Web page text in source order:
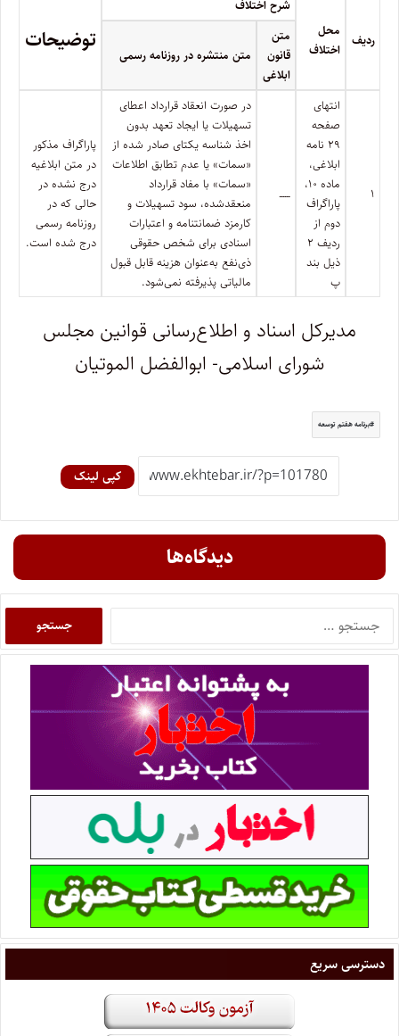
ردیف
محل
اختلاف
شرح اختلاف
توضیحات
متن
قانون
ابلاغی
متن منتشره در روزنامه رسمی
۱
انتهای
صفحه
۲۹ نامه
ابلاغی،
ماده ۱۰،
پاراگراف
دوم از
ردیف ۲
ذیل بند
پ
ــــــ
در صورت انعقاد قرارداد اعطای
تسهیلات یا ایجاد تعهد بدون
اخذ شناسه یکتای صادر شده از
«سمات» یا عدم تطابق اطلاعات
«سمات» با مفاد قرارداد
منعقد‌شده، سود تسهیلات و
کارمزد ضمانت‏نامه و اعتبارات
اسنادی برای شخص حقوقی
ذی‌نفع به‌عنوان هزینه قابل ‌قبول
مالیاتی پذیرفته نمی‌شود.
پاراگراف مذکور
در متن ابلاغیه
درج نشده در
حالی که در
روزنامه رسمی
درج شده است.
مدیرکل اسناد و اطلاع‌رسانی قوانین مجلس
شورای اسلامی- ابوالفضل الموتیان
برنامه هفتم توسعه
کپی لینک
دیدگاه‌ها
دسترسی سریع